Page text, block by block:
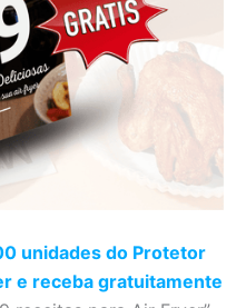
unidades do Protetor
e receba gratuitamente